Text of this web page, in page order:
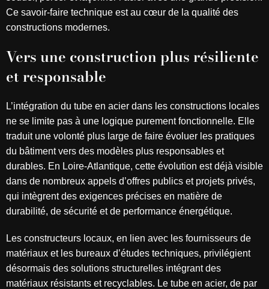
Ce savoir-faire technique est au cœur de la qualité des
constructions modernes.
Vers une construction plus résiliente
et responsable
L’intégration du tube en acier dans les constructions locales
ne se limite pas à une logique purement fonctionnelle. Elle
traduit une volonté plus large de faire évoluer les pratiques
du bâtiment vers des modèles plus responsables et
durables. En Loire-Atlantique, cette évolution est déjà visible
dans de nombreux appels d’offres publics et projets privés,
qui intègrent des exigences précises en matière de
durabilité, de sécurité et de performance énergétique.
Les constructeurs locaux, en lien avec les fournisseurs de
matériaux et les bureaux d’études techniques, privilégient
désormais des solutions structurelles intégrant des
matériaux résistants et recyclables. Le tube en acier, de par